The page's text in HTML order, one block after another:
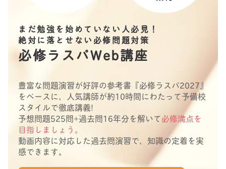
まだ勉強を始めていない人必見！
絶対に落とせない必修問題対策
必修ラスパWeb講座
豊富な問題演習が好評の参考書『必修ラスパ2027』
をベースに、人気講師が約10時間にわたって予備校
スタイルで徹底講義!
予想問題525問+過去問16年分を解いて必修満点を
目指しましょう。
動画内容に対応した過去問演習で、知識の定着を実
感できます。